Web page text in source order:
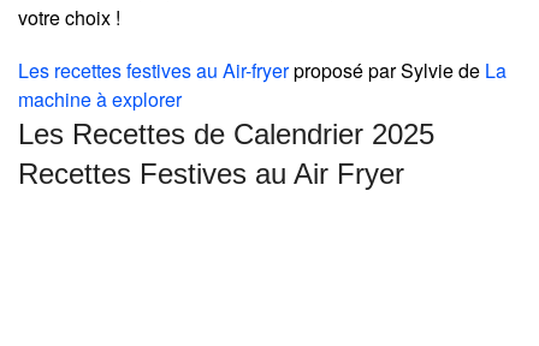
votre choix !
Les recettes festives au Air-fryerproposé par Sylvie de La
machine à explorer
Les Recettes de Calendrier 2025
Recettes Festives au Air Fryer